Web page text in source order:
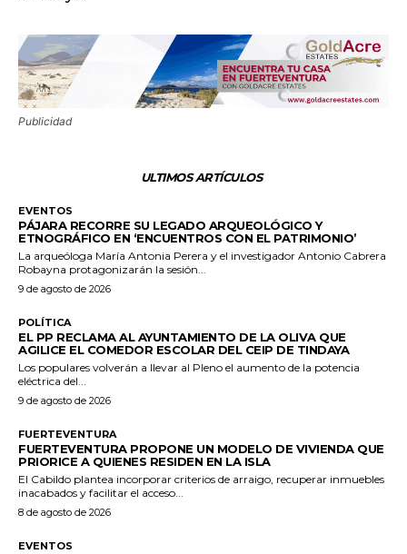
Publicidad
ULTIMOS ARTÍCULOS
EVENTOS
PÁJARA RECORRE SU LEGADO ARQUEOLÓGICO Y
ETNOGRÁFICO EN ‘ENCUENTROS CON EL PATRIMONIO’
La arqueóloga María Antonia Perera y el investigador Antonio Cabrera
Robayna protagonizarán la sesión...
9 de agosto de 2026
POLÍTICA
EL PP RECLAMA AL AYUNTAMIENTO DE LA OLIVA QUE
AGILICE EL COMEDOR ESCOLAR DEL CEIP DE TINDAYA
Los populares volverán a llevar al Pleno el aumento de la potencia
eléctrica del...
9 de agosto de 2026
FUERTEVENTURA
FUERTEVENTURA PROPONE UN MODELO DE VIVIENDA QUE
PRIORICE A QUIENES RESIDEN EN LA ISLA
El Cabildo plantea incorporar criterios de arraigo, recuperar inmuebles
inacabados y facilitar el acceso...
8 de agosto de 2026
EVENTOS